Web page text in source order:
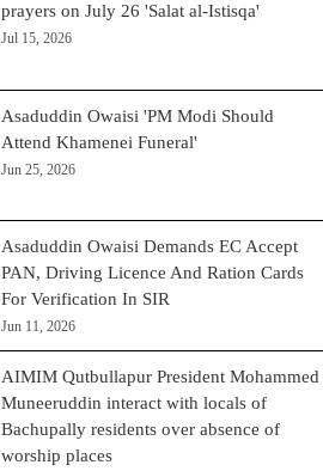
prayers on July 26 'Salat al-Istisqa'
Jul 15, 2026
Asaduddin Owaisi 'PM Modi Should
Attend Khamenei Funeral'
Jun 25, 2026
Asaduddin Owaisi Demands EC Accept
PAN, Driving Licence And Ration Cards
For Verification In SIR
Jun 11, 2026
AIMIM Qutbullapur President Mohammed
Muneeruddin interact with locals of
Bachupally residents over absence of
worship places